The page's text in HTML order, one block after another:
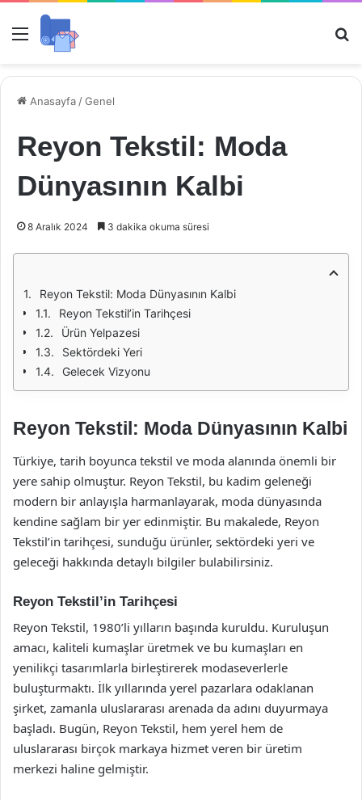
Menü
Anasayfa /Genel
Reyon Tekstil: Moda
Dünyasının Kalbi
8 Aralık 2024 3 dakika okuma süresi
Reyon Tekstil: Moda Dünyasının Kalbi
Reyon Tekstil’in Tarihçesi
Ürün Yelpazesi
Sektördeki Yeri
Gelecek Vizyonu
Reyon Tekstil: Moda Dünyasının Kalbi
Türkiye, tarih boyunca tekstil ve moda alanında önemli bir
yere sahip olmuştur. Reyon Tekstil, bu kadim geleneği
modern bir anlayışla harmanlayarak, moda dünyasında
kendine sağlam bir yer edinmiştir. Bu makalede, Reyon
Tekstil’in tarihçesi, sunduğu ürünler, sektördeki yeri ve
geleceği hakkında detaylı bilgiler bulabilirsiniz.
Reyon Tekstil’in Tarihçesi
Reyon Tekstil, 1980’li yılların başında kuruldu. Kuruluşun
amacı, kaliteli kumaşlar üretmek ve bu kumaşları en
yenilikçi tasarımlarla birleştirerek modaseverlerle
buluşturmaktı. İlk yıllarında yerel pazarlara odaklanan
şirket, zamanla uluslararası arenada da adını duyurmaya
başladı. Bugün, Reyon Tekstil, hem yerel hem de
uluslararası birçok markaya hizmet veren bir üretim
merkezi haline gelmiştir.